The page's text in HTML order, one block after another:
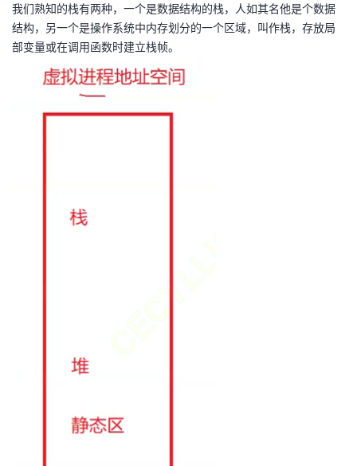
我
的
我
的
技
我
的
我们熟知的栈有两种，一个是数据结构的栈，人如其名他是个数据
结构，另一个是操作系统中内存划分的一个区域，叫作栈，存放局
部变量或在调用函数时建立栈帧。